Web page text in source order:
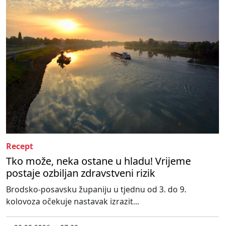
Recept
Tko može, neka ostane u hladu! Vrijeme
postaje ozbiljan zdravstveni rizik
Brodsko-posavsku županiju u tjednu od 3. do 9.
kolovoza očekuje nastavak izrazit...